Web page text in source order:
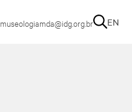
museologiamda@idg.org.br EN